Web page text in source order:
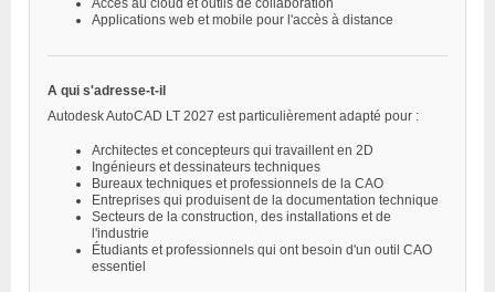
Accès au cloud et outils de collaboration
Applications web et mobile pour l'accès à distance
A qui s'adresse-t-il
Autodesk AutoCAD LT 2027 est particulièrement adapté pour :
Architectes et concepteurs qui travaillent en 2D
Ingénieurs et dessinateurs techniques
Bureaux techniques et professionnels de la CAO
Entreprises qui produisent de la documentation technique
Secteurs de la construction, des installations et de
l'industrie
Étudiants et professionnels qui ont besoin d'un outil CAO
essentiel